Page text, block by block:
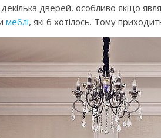
дверей, особливо якщо
меблі, які б хотілось. Тому